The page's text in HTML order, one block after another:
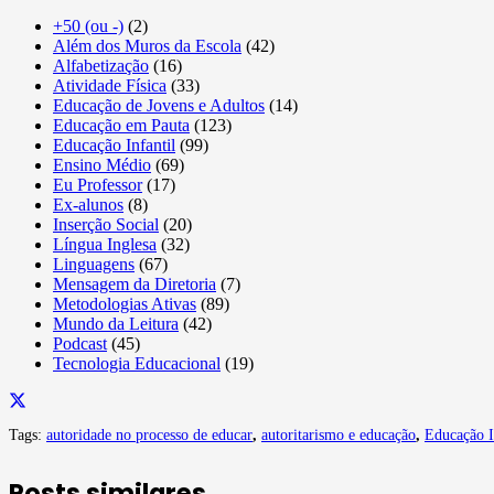
+50 (ou -) (2)
Além dos Muros da Escola (42)
Alfabetização (16)
Atividade Física (33)
Educação de Jovens e Adultos (14)
Educação em Pauta (123)
Educação Infantil (99)
Ensino Médio (69)
Eu Professor(17)
Ex-alunos (8)
Inserção Social (20)
Língua Inglesa (32)
Linguagens (67)
Mensagem da Diretoria (7)
Metodologias Ativas (89)
Mundo da Leitura (42)
Podcast (45)
Tecnologia Educacional (19)
Tags: autoridade no processo de educar, autoritarismo e educação, Educação